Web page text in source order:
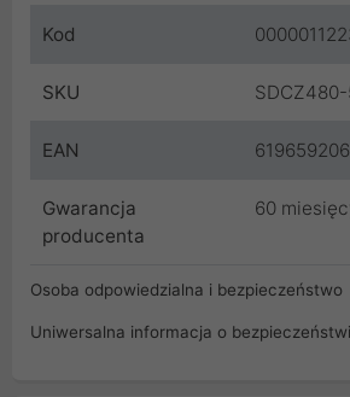
Kod
SKU
EAN
Gwarancja
producenta
60
Osoba odpowiedzialna i bezpieczeństwo
Uniwersalna informacja o